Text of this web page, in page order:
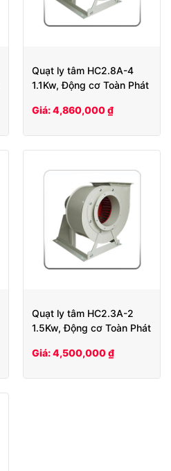
Quạt ly tâm HC2.8A-4
1.1Kw, Động cơ Toàn Phát
Giá: 4,860,000 ₫
Quạt ly tâm HC2.3A-2
1.5Kw, Động cơ Toàn Phát
Giá: 4,500,000 ₫